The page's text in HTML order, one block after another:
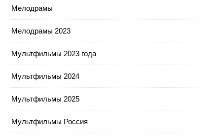
Мелодрамы
Мелодрамы 2023
Мультфильмы 2023 года
Мультфильмы 2024
Мультфильмы 2025
Мультфильмы Россия